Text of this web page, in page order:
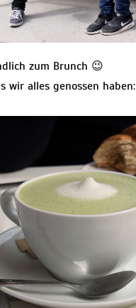
zum Brunch 😉
wir alles genossen haben: